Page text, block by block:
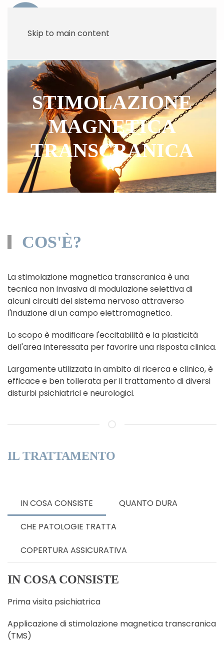
Skip to main content
STIMOLAZIONE
MAGNETICA
TRANSCRANICA
COS'È?
La stimolazione magnetica transcranica è una
tecnica non invasiva di modulazione selettiva di
alcuni circuiti del sistema nervoso attraverso
l'induzione di un campo elettromagnetico.
Lo scopo è modificare l'eccitabilità e la plasticità
dell'area interessata per favorire una risposta clinica.
Largamente utilizzata in ambito di ricerca e clinico, è
efficace e ben tollerata per il trattamento di diversi
disturbi psichiatrici e neurologici.
IL TRATTAMENTO
IN COSA CONSISTE QUANTO DURA
CHE PATOLOGIE TRATTA
COPERTURA ASSICURATIVA
IN COSA CONSISTE
Prima visita psichiatrica
Applicazione di stimolazione magnetica transcranica
(TMS)